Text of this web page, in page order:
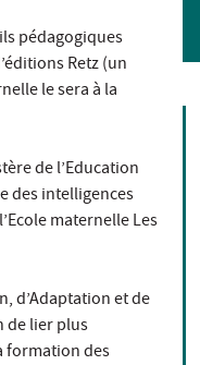
pédagogiques
Retz (un
le sera à la
de l’Education
des intelligences
maternelle Les
d’Adaptation et de
de lier plus
formation des